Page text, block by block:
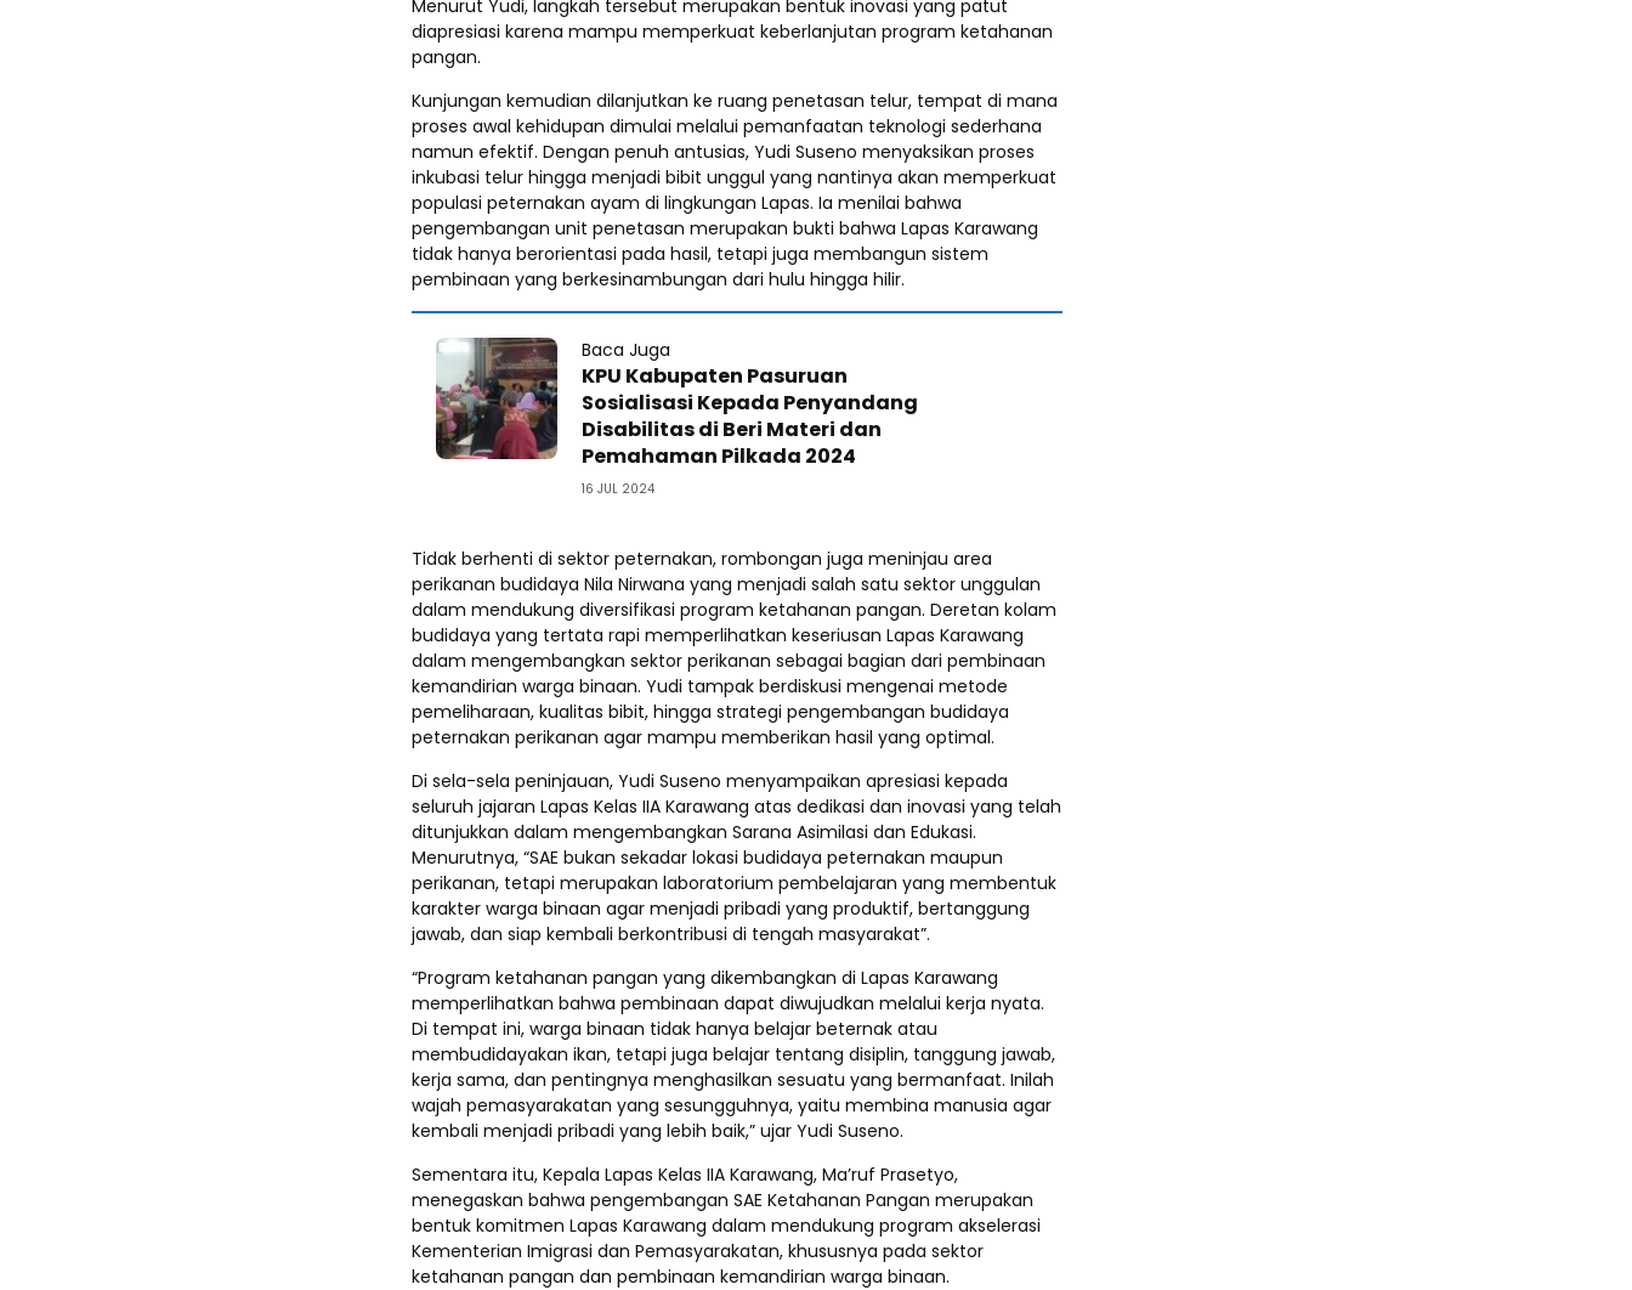
Menurut Yudi, langkah tersebut merupakan bentuk inovasi yang patut
diapresiasi karena mampu memperkuat keberlanjutan program ketahanan
pangan.
Kunjungan kemudian dilanjutkan ke ruang penetasan telur, tempat di mana
proses awal kehidupan dimulai melalui pemanfaatan teknologi sederhana
namun efektif. Dengan penuh antusias, Yudi Suseno menyaksikan proses
inkubasi telur hingga menjadi bibit unggul yang nantinya akan memperkuat
populasi peternakan ayam di lingkungan Lapas. Ia menilai bahwa
pengembangan unit penetasan merupakan bukti bahwa Lapas Karawang
tidak hanya berorientasi pada hasil, tetapi juga membangun sistem
pembinaan yang berkesinambungan dari hulu hingga hilir.
Baca Juga
KPU Kabupaten Pasuruan
Sosialisasi Kepada Penyandang
Disabilitas di Beri Materi dan
Pemahaman Pilkada 2024
16 JUL 2024
Tidak berhenti di sektor peternakan, rombongan juga meninjau area
perikanan budidaya Nila Nirwana yang menjadi salah satu sektor unggulan
dalam mendukung diversifikasi program ketahanan pangan. Deretan kolam
budidaya yang tertata rapi memperlihatkan keseriusan Lapas Karawang
dalam mengembangkan sektor perikanan sebagai bagian dari pembinaan
kemandirian warga binaan. Yudi tampak berdiskusi mengenai metode
pemeliharaan, kualitas bibit, hingga strategi pengembangan budidaya
peternakan perikanan agar mampu memberikan hasil yang optimal.
Di sela-sela peninjauan, Yudi Suseno menyampaikan apresiasi kepada
seluruh jajaran Lapas Kelas IIA Karawang atas dedikasi dan inovasi yang telah
ditunjukkan dalam mengembangkan Sarana Asimilasi dan Edukasi.
Menurutnya, “SAE bukan sekadar lokasi budidaya peternakan maupun
perikanan, tetapi merupakan laboratorium pembelajaran yang membentuk
karakter warga binaan agar menjadi pribadi yang produktif, bertanggung
jawab, dan siap kembali berkontribusi di tengah masyarakat”.
“Program ketahanan pangan yang dikembangkan di Lapas Karawang
memperlihatkan bahwa pembinaan dapat diwujudkan melalui kerja nyata.
Di tempat ini, warga binaan tidak hanya belajar beternak atau
membudidayakan ikan, tetapi juga belajar tentang disiplin, tanggung jawab,
kerja sama, dan pentingnya menghasilkan sesuatu yang bermanfaat. Inilah
wajah pemasyarakatan yang sesungguhnya, yaitu membina manusia agar
kembali menjadi pribadi yang lebih baik,” ujar Yudi Suseno.
Sementara itu, Kepala Lapas Kelas IIA Karawang, Ma’ruf Prasetyo,
menegaskan bahwa pengembangan SAE Ketahanan Pangan merupakan
bentuk komitmen Lapas Karawang dalam mendukung program akselerasi
Kementerian Imigrasi dan Pemasyarakatan, khususnya pada sektor
ketahanan pangan dan pembinaan kemandirian warga binaan.